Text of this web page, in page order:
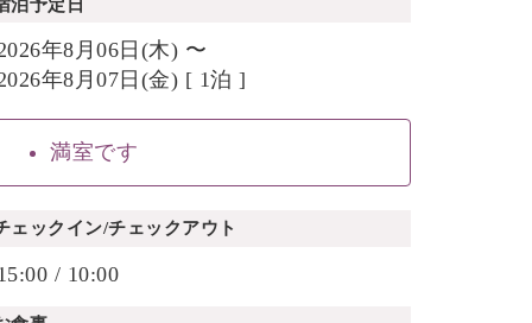
泊予定日
年8月06日(木) 〜
年8月07日(金) [ 1泊 ]
満室です
ェックイン/チェックアウト
/ 10:00